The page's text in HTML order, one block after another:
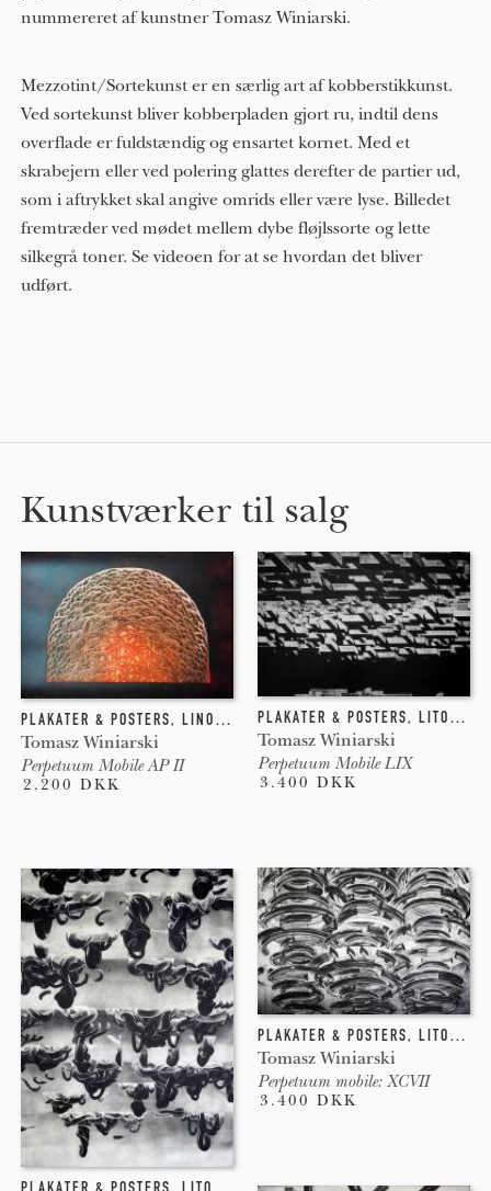
nummereret af kunstner Tomasz Winiarski.
Mezzotint/Sortekunst er en særlig art af kobberstikkunst.
Ved sortekunst bliver kobberpladen gjort ru, indtil dens
overflade er fuldstændig og ensartet kornet. Med et
skrabejern eller ved polering glattes derefter de partier ud,
som i aftrykket skal angive omrids eller være lyse. Billedet
fremtræder ved mødet mellem dybe fløjlssorte og lette
silkegrå toner. Se videoen for at se hvordan det bliver
udført.
Kunstværker til salg
PLAKATER & POSTERS, LINOLEUMSTRYK ,INDGRAVERING
Tomasz Winiarski
Perpetuum Mobile AP II
2.200 DKK
PLAKATER & POSTERS, LITOGRAFI
Tomasz Winiarski
Perpetuum Mobile LIX
3.400 DKK
PLAKATER & POSTERS, LITOGRAFI
Tomasz Winiarski
Perpetuum mobile: XCVII
3.400 DKK